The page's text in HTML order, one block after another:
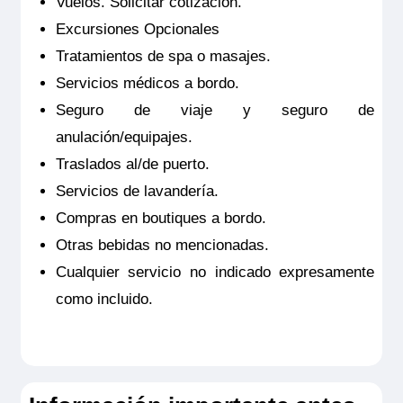
2.595€
Reservar
Camarote con balcón francés, cuenta con TV de pantalla
plana, minibar incluido, productos de belleza RITUALS®,
secador de pelo, caja fuerte, aire acondicionado, ducha y
WC.
Tamaño
19m2
Ocupación máxima
Premium
Excursiones Opcionales
Tratamientos de spa o masajes.
Servicios médicos a bordo.
Seguro de viaje y seguro de
anulación/equipajes.
Traslados al/de puerto.
Servicios de lavandería.
Compras en boutiques a bordo.
Otras bebidas no mencionadas.
Cualquier servicio no indicado expresamente
como incluido.